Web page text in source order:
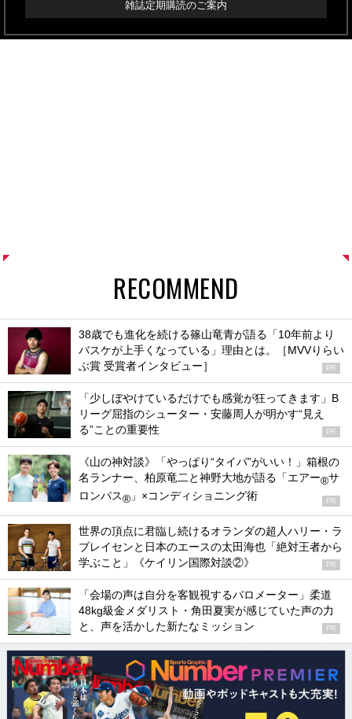
雑誌定期購読のご案内
RECOMMEND
38歳でも進化を続ける篠山竜青が語る「10年前より
バスケが上手くなっている」理由とは。［MVVりらい
ぶ賞 受賞者インタビュー］
PR
「少しぼやけているだけでも感覚が狂ってきます」B
リーグ屈指のシューター・安藤周人が明かす“見え
る”ことの重要性
PR
《山の神対談》「やっぱり“タイパ”がいい！」箱根の
名ランナー、柏原竜二と神野大地が語る「エアー®サ
ロンパス® 」×コンディショニング術 PR
世界の頂点に君臨し続けるオランダの超人ハリー・ラ
ブレイセンと日本のエースの太田海也「絶対王者から
学ぶこと」《ケイリン国際対談②》
PR
「会場の声は自分を客観視するバロメーター」柔道
48kg級金メダリスト・角田夏実が感じていた声の力
と、声を活かした新たなミッション
PR